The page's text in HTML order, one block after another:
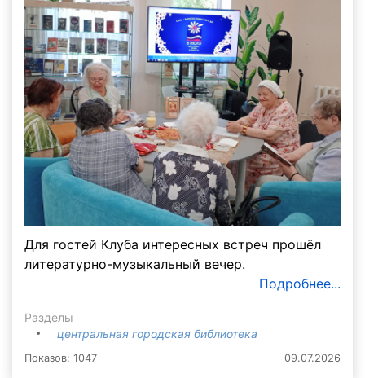
Для гостей Клуба интересных встреч прошёл
литературно-музыкальный вечер.
Подробнее...
Разделы
центральная городская библиотека
Показов: 1047 09.07.2026